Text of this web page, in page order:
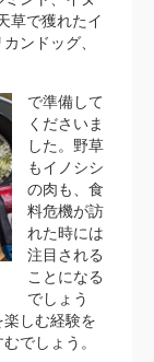
草で獲れたイ
ンドッグ、
で準備して
くださいま
した。野草
もイノシシ
の肉も、食
料危機が訪
れた時には
注目される
ことになる
でしょう
しむ経験を
でしょう。